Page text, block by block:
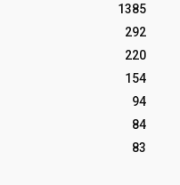
1385
292
220
154
94
84
83